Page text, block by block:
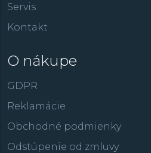
Servis
Kontakt
O nákupe
GDPR
Reklamácie
Obchodné podmienky
Odstúpenie od zmluvy